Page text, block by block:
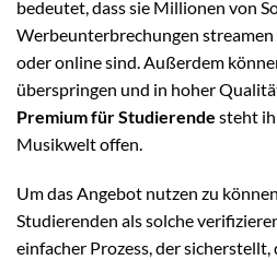
bedeutet, dass sie Millionen von
Werbeunterbrechungen
oder online sind. Außerdem
überspringen und in hoher
Premium für Studierende steht
Musikwelt offen.
Um das Angebot nutzen zu
Studierenden als solche
einfacher Prozess, der